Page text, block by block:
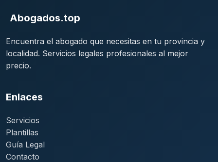
Abogados.top
Encuentra el abogado que necesitas en tu provincia y
localidad. Servicios legales profesionales al mejor
precio.
Enlaces
Servicios
Plantillas
Guía Legal
Contacto